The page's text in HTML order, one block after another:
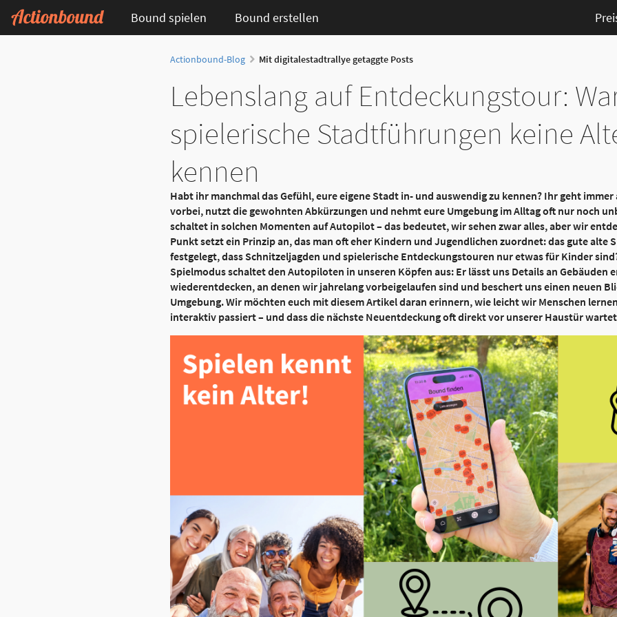
Bound spielen Bound erstellen
Actionbound-Blog Mit digitalestadtrallye getaggte Posts
Lebenslang auf Entdeckungstour:
spielerische Stadtführungen keine
kennen
Habt ihr manchmal das Gefühl, eure eigene Stadt in- und auswendig zu kennen? Ihr geht immer
vorbei, nutzt die gewohnten Abkürzungen und nehmt eure Umgebung im Alltag oft nur noch
schaltet in solchen Momenten auf Autopilot – das bedeutet, wir sehen zwar alles, aber wir
Punkt setzt ein Prinzip an, das man oft eher Kindern und Jugendlichen zuordnet: das gute alte
festgelegt, dass Schnitzeljagden und spielerische Entdeckungstouren nur etwas für Kinder
Spielmodus schaltet den Autopiloten in unseren Köpfen aus: Er lässt uns Details an Gebäuden
wiederentdecken, an denen wir jahrelang vorbeigelaufen sind und beschert uns einen neuen
Umgebung. Wir möchten euch mit diesem Artikel daran erinnern, wie leicht wir Menschen
interaktiv passiert – und dass die nächste Neuentdeckung oft direkt vor unserer Haustür